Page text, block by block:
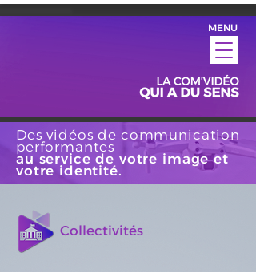
MENU
Des vidéos de communication
performantes
au service de votre image et
votre identité.
Collectivités